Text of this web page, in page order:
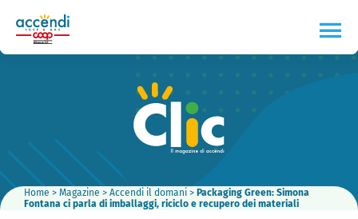
Home > Magazine > Accendi il domani > Packaging Green: Simona
Fontana ci parla di imballaggi, riciclo e recupero dei materiali